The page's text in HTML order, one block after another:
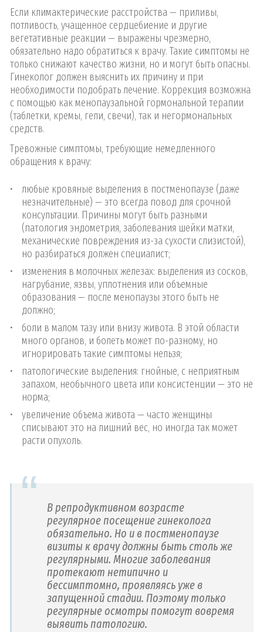
Если климактерические расстройства — приливы,
потливость, учащенное сердцебиение и другие
вегетативные реакции — выражены чрезмерно,
обязательно надо обратиться к врачу. Такие симптомы не
только снижают качество жизни, но и могут быть опасны.
Гинеколог должен выяснить их причину и при
необходимости подобрать лечение. Коррекция возможна
с помощью как менопаузальной гормональной терапии
(таблетки, кремы, гели, свечи), так и негормональных
средств.
Тревожные симптомы, требующие немедленного
обращения к врачу:
любые кровяные выделения в постменопаузе (даже
незначительные) — это всегда повод для срочной
консультации. Причины могут быть разными
(патология эндометрия, заболевания шейки матки,
механические повреждения из-за сухости слизистой),
но разбираться должен специалист;
изменения в молочных железах: выделения из сосков,
нагрубание, язвы, уплотнения или объемные
образования — после менопаузы этого быть не
должно;
боли в малом тазу или внизу живота. В этой области
много органов, и болеть может по-разному, но
игнорировать такие симптомы нельзя;
патологические выделения: гнойные, с неприятным
запахом, необычного цвета или консистенции — это не
норма;
увеличение объема живота — часто женщины
списывают это на лишний вес, но иногда так может
расти опухоль.
В репродуктивном возрасте
регулярное посещение гинеколога
обязательно. Но и в постменопаузе
визиты к врачу должны быть столь же
регулярными. Многие заболевания
протекают нетипично и
бессимптомно, проявляясь уже в
запущенной стадии. Поэтому только
регулярные осмотры помогут вовремя
выявить патологию.